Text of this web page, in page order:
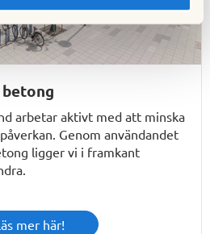
arbetar aktivt med att minska
Genom användandet
ligger vi i framkant
mer här!